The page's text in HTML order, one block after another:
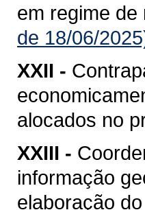
em regime
de 18/06/
XXII -
alocados no
XXIII -
informação
elaboração